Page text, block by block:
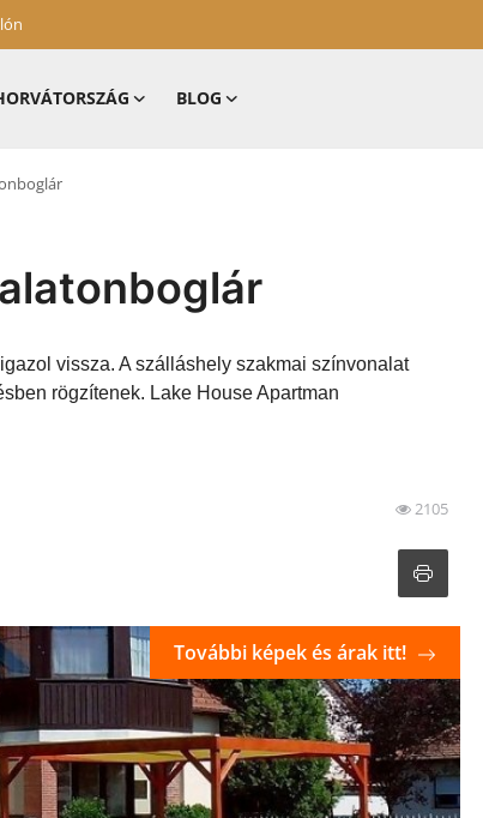
BLOG
igazol vissza. A szálláshely szakmai színvonalat
rögzítenek. Lake House Apartman
2105
További képek és árak itt!